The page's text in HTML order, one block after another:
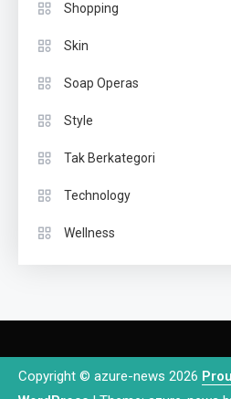
Shopping
Skin
Soap Operas
Style
Tak Berkategori
Technology
Wellness
Copyright © azure-news 2026